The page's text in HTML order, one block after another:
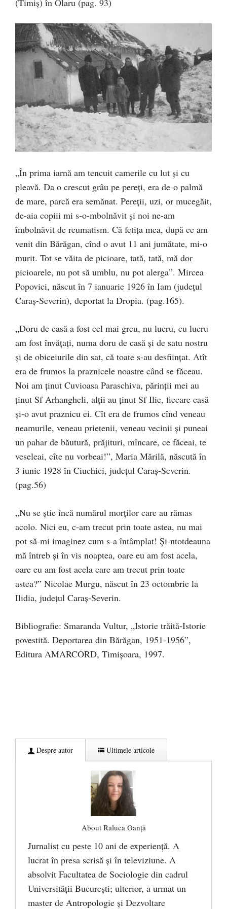
(Timiș) în Olaru (pag. 93)
„În prima iarnă am tencuit camerile cu lut și cu
pleavă. Da o crescut grâu pe pereți, era de-o palmă
de mare, parcă era semănat. Pereții, uzi, or mucegăit,
de-aia copiii mi s-o-mbolnăvit și noi ne-am
îmbolnăvit de reumatism. Că fetița mea, după ce am
venit din Bărăgan, cînd o avut 11 ani jumătate, mi-o
murit. Tot se văita de picioare, tată, tată, mă dor
picioarele, nu pot să umblu, nu pot alerga”. Mircea
Popovici, născut în 7 ianuarie 1926 în Iam (județul
Caraș-Severin), deportat la Dropia. (pag.165).
„Doru de casă a fost cel mai greu, nu lucru, cu lucru
am fost învățați, numa doru de casă și de satu nostru
și de obiceiurile din sat, că toate s-au desființat. Atît
era de frumos la praznicele noastre când se făceau.
Noi am ținut Cuvioasa Paraschiva, părinții mei au
ținut Sf Arhangheli, alții au ținut Sf Ilie, fiecare casă
și-o avut praznicu ei. Cît era de frumos cînd veneau
neamurile, veneau prietenii, veneau vecinii și puneai
un pahar de băutură, prăjituri, mîncare, ce făceai, te
veseleai, cîte nu vorbeai!”, Maria Mărilă, născută în
3 iunie 1928 în Ciuchici, județul Caraș-Severin.
(pag.56)
„Nu se știe încă numărul morților care au rămas
acolo. Nici eu, c-am trecut prin toate astea, nu mai
pot să-mi imaginez cum s-a întâmplat! Și-ntotdeauna
mă întreb și în vis noaptea, oare eu am fost acela,
oare eu am fost acela care am trecut prin toate
astea?” Nicolae Murgu, născut în 23 octombrie la
Ilidia, județul Caraș-Severin.
Bibliografie: Smaranda Vultur, „Istorie trăită-Istorie
povestită. Deportarea din Bărăgan, 1951-1956”,
Editura AMARCORD, Timișoara, 1997.
Despre autor Ultimele articole
About Raluca Oanță
Jurnalist cu peste 10 ani de experiență. A
lucrat în presa scrisă și în televiziune. A
absolvit Facultatea de Sociologie din cadrul
Universității București; ulterior, a urmat un
master de Antropologie și Dezvoltare